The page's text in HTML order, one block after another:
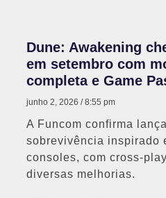
Dune: Awakening
em setembro com
completa e Game
junho 2, 2026 8:55 pm
A Funcom confirma
sobrevivência inspirado
consoles, com cross-
diversas melhorias.